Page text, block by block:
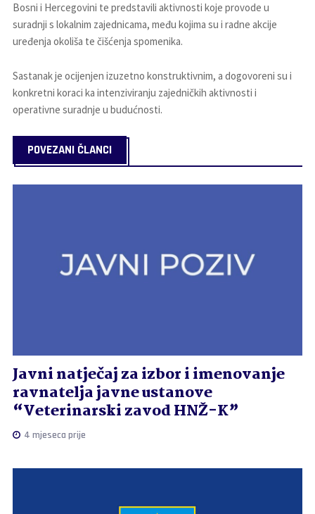
Bosni i Hercegovini te predstavili aktivnosti koje provode u
suradnji s lokalnim zajednicama, među kojima su i radne akcije
uređenja okoliša te čišćenja spomenika.
Sastanak je ocijenjen izuzetno konstruktivnim, a dogovoreni su i
konkretni koraci ka intenziviranju zajedničkih aktivnosti i
operativne suradnje u budućnosti.
POVEZANI ČLANCI
Javni natječaj za izbor i imenovanje
ravnatelja javne ustanove
“Veterinarski zavod HNŽ-K”
4 mjeseca prije